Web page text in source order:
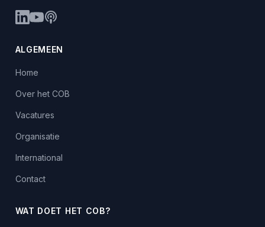
ALGEMEEN
Home
Over het COB
Vacatures
Organisatie
International
Contact
WAT DOET HET COB?